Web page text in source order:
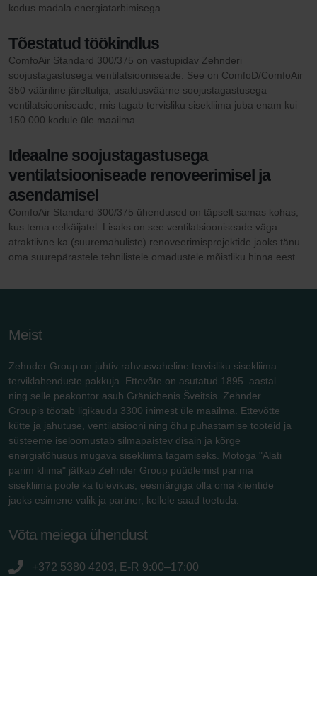
kodus madala energiatarbimisega.
Tõestatud töökindlus
ComfoAir Standard 300/375 on vastupidav Zehnderi
soojustagastusega ventilatsiooniseade. See on ComfoD/ComfoAir
350 vääriline järeltulija; usaldusväärne soojustagastusega
ventilatsiooniseade, mis tagab tervisliku sisekliima juba enam kui
150 000 kodule üle maailma.
Ideaalne soojustagastusega
ventilatsiooniseade renoveerimisel ja
asendamisel
ComfoAir Standard 300/375 ühendused on täpselt samas kohas,
kus tema eelkäijatel. Lisaks on see ventilatsiooniseade väga
atraktiivne ka (suuremahuliste) renoveerimisprojektide jaoks tänu
oma suurepärastele tehnilistele omadustele mõistliku hinna eest.
Meist
Zehnder Group on juhtiv rahvusvaheline tervisliku sisekliima
terviklahenduste pakkuja. Ettevõte on asutatud 1895. aastal
ning selle peakontor asub Gränichenis Šveitsis. Zehnder
Groupis töötab ligikaudu 3300 inimest üle maailma. Ettevõtte
kütte ja jahutuse, ventilatsiooni ning õhu puhastamise tooteid ja
süsteeme iseloomustab silmapaistev disain ja kõrge
energiatõhusus mugava sisekliima tagamiseks. Motoga "Alati
parim kliima" jätkab Zehnder Group püüdlemist parima
sisekliima poole ka tulevikus, eesmärgiga olla oma klientide
jaoks esimene valik ja partner, kellele saad toetuda.
Võta meiega ühendust
+372 5380 4203, E-R 9:00–17:00